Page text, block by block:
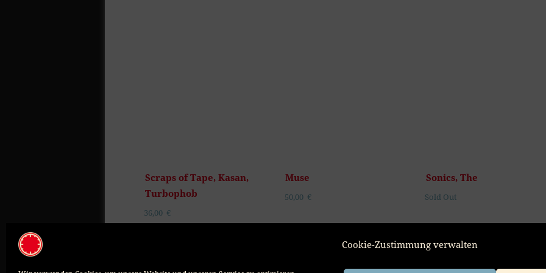
Cookie-Zustimmung verwalten
Scraps of Tape, Kasan,
Turbophob
36,00 €
Muse
50,00 €
Sonics, The
Sold Out